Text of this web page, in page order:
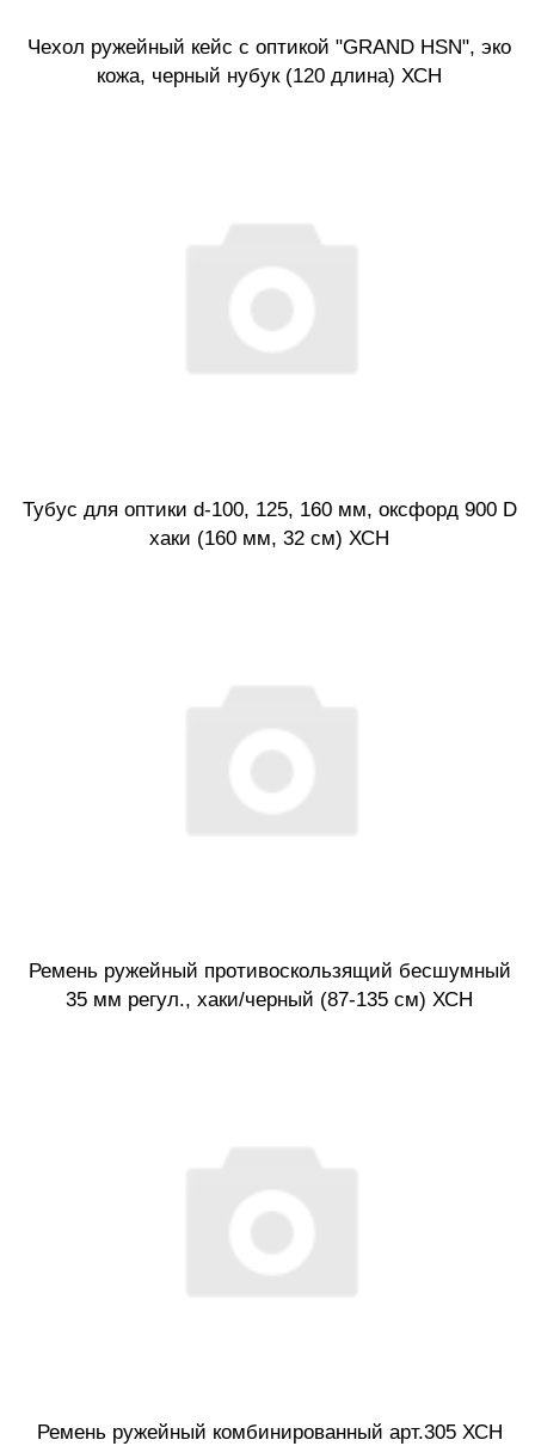
Чехол ружейный кейс с оптикой "GRAND HSN", эко
кожа, черный нубук (120 длина) ХСН
Тубус для оптики d-100, 125, 160 мм, оксфорд 900 D
хаки (160 мм, 32 см) ХСН
Ремень ружейный противоскользящий бесшумный
35 мм регул., хаки/черный (87-135 см) ХСН
Ремень ружейный комбинированный арт.305 ХСН